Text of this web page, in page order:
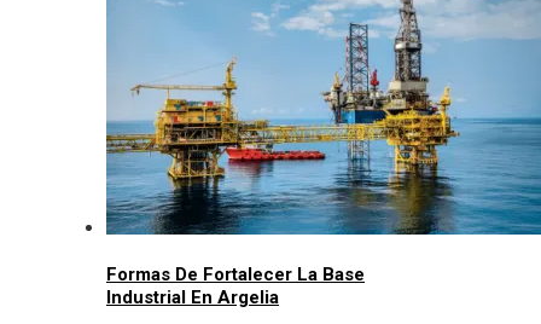
Formas De Fortalecer La Base
Industrial En Argelia